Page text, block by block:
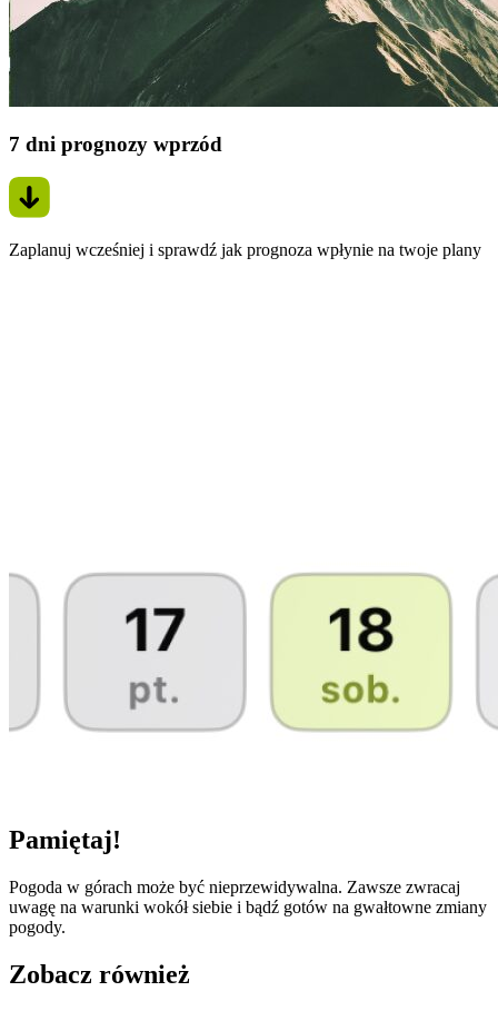
7 dni prognozy wprzód
Zaplanuj wcześniej i sprawdź jak prognoza wpłynie na twoje plany
Pamiętaj!
Pogoda w górach może być nieprzewidywalna. Zawsze zwracaj
uwagę na warunki wokół siebie i bądź gotów na gwałtowne zmiany
pogody.
Zobacz również